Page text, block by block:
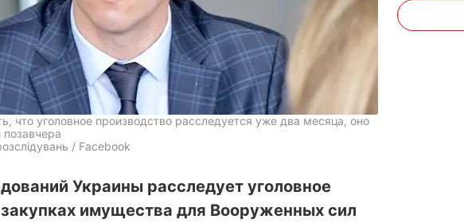
что уголовное производство расследуется уже два месяца, оно
/ Facebook
Украины расследует уголовное
имущества для Вооруженных сил